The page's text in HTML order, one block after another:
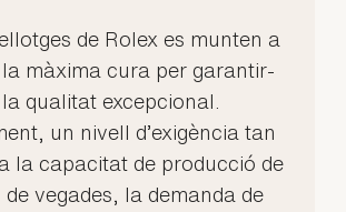
de Rolex es munten a
màxima cura per garantir-
qualitat excepcional.
un nivell d’exigència tan
la capacitat de producció de
de vegades, la demanda de